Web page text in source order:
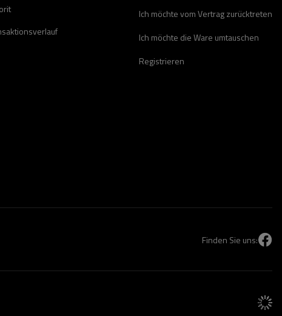
Ich möchte vom Vertrag zurücktreten
Ich möchte die Ware umtauschen
Registrieren
Finden Sie uns: